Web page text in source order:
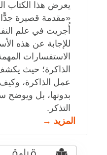
يعرض هذا الكتاب
«مقدمة قصيرة
أُجريت في علم
للإجابة عن هذه
الاستفسارات
الذاكرة؛ حيث
عمل الذاكرة، وكيف
بدونها، بل ويوضح
التذكر.
المزيد →